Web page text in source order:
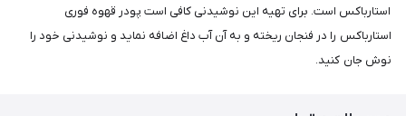
استارباکس است. برای تهیه این نوشیدنی کافی است پودر قهوه فوری
استارباکس را در فنجان ریخته و به آن آب داغ اضافه نماید و نوشیدنی خود را
نوش جان کنید.